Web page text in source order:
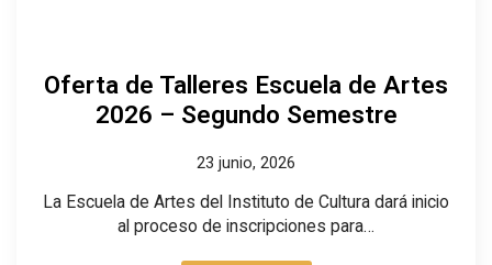
Oferta de Talleres Escuela de Artes
2026 – Segundo Semestre
23 junio, 2026
La Escuela de Artes del Instituto de Cultura dará inicio
al proceso de inscripciones para…